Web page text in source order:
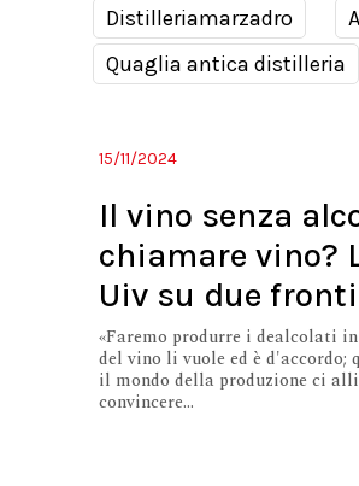
Distilleriamarzadro
Quaglia antica distilleria
15/11/2024
Il vino senza
chiamare vino?
Uiv su due fronti
«Faremo produrre i dealcolati
del vino li vuole ed è d'accordo;
il mondo della produzione ci
convincere...